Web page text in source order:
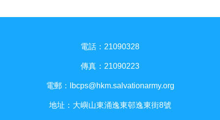
電話：21090328
傳真：21090223
電郵： lbcps@hkm.salvationarmy.org
地址：大嶼山東涌逸東邨逸東街8號